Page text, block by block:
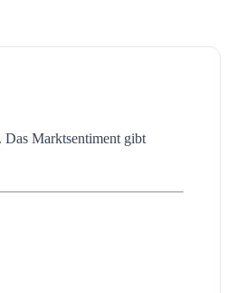
. Das Marktsentiment gibt